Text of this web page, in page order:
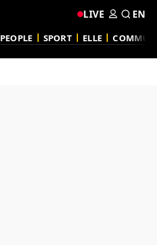
PEOPLE SPORT ELLE
LIVE EN